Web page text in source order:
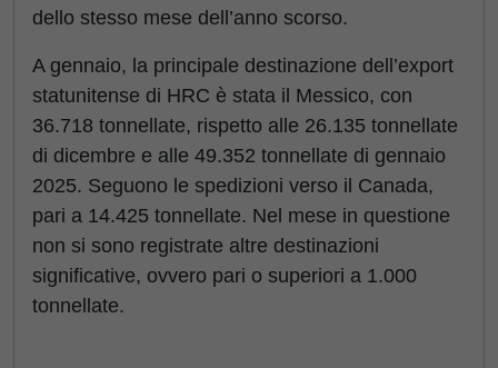
dello stesso mese dell’anno scorso.
A gennaio, la principale destinazione dell’export
statunitense di HRC è stata il Messico, con
36.718 tonnellate, rispetto alle 26.135 tonnellate
di dicembre e alle 49.352 tonnellate di gennaio
2025. Seguono le spedizioni verso il Canada,
pari a 14.425 tonnellate. Nel mese in questione
non si sono registrate altre destinazioni
significative, ovvero pari o superiori a 1.000
tonnellate.